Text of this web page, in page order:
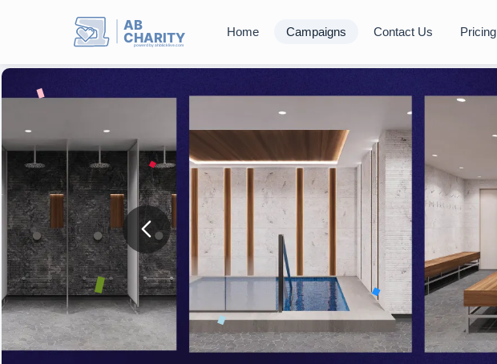
AB
CHARITY
powerd by ahblicklive.com
Home Campaigns Contact Us Pricing